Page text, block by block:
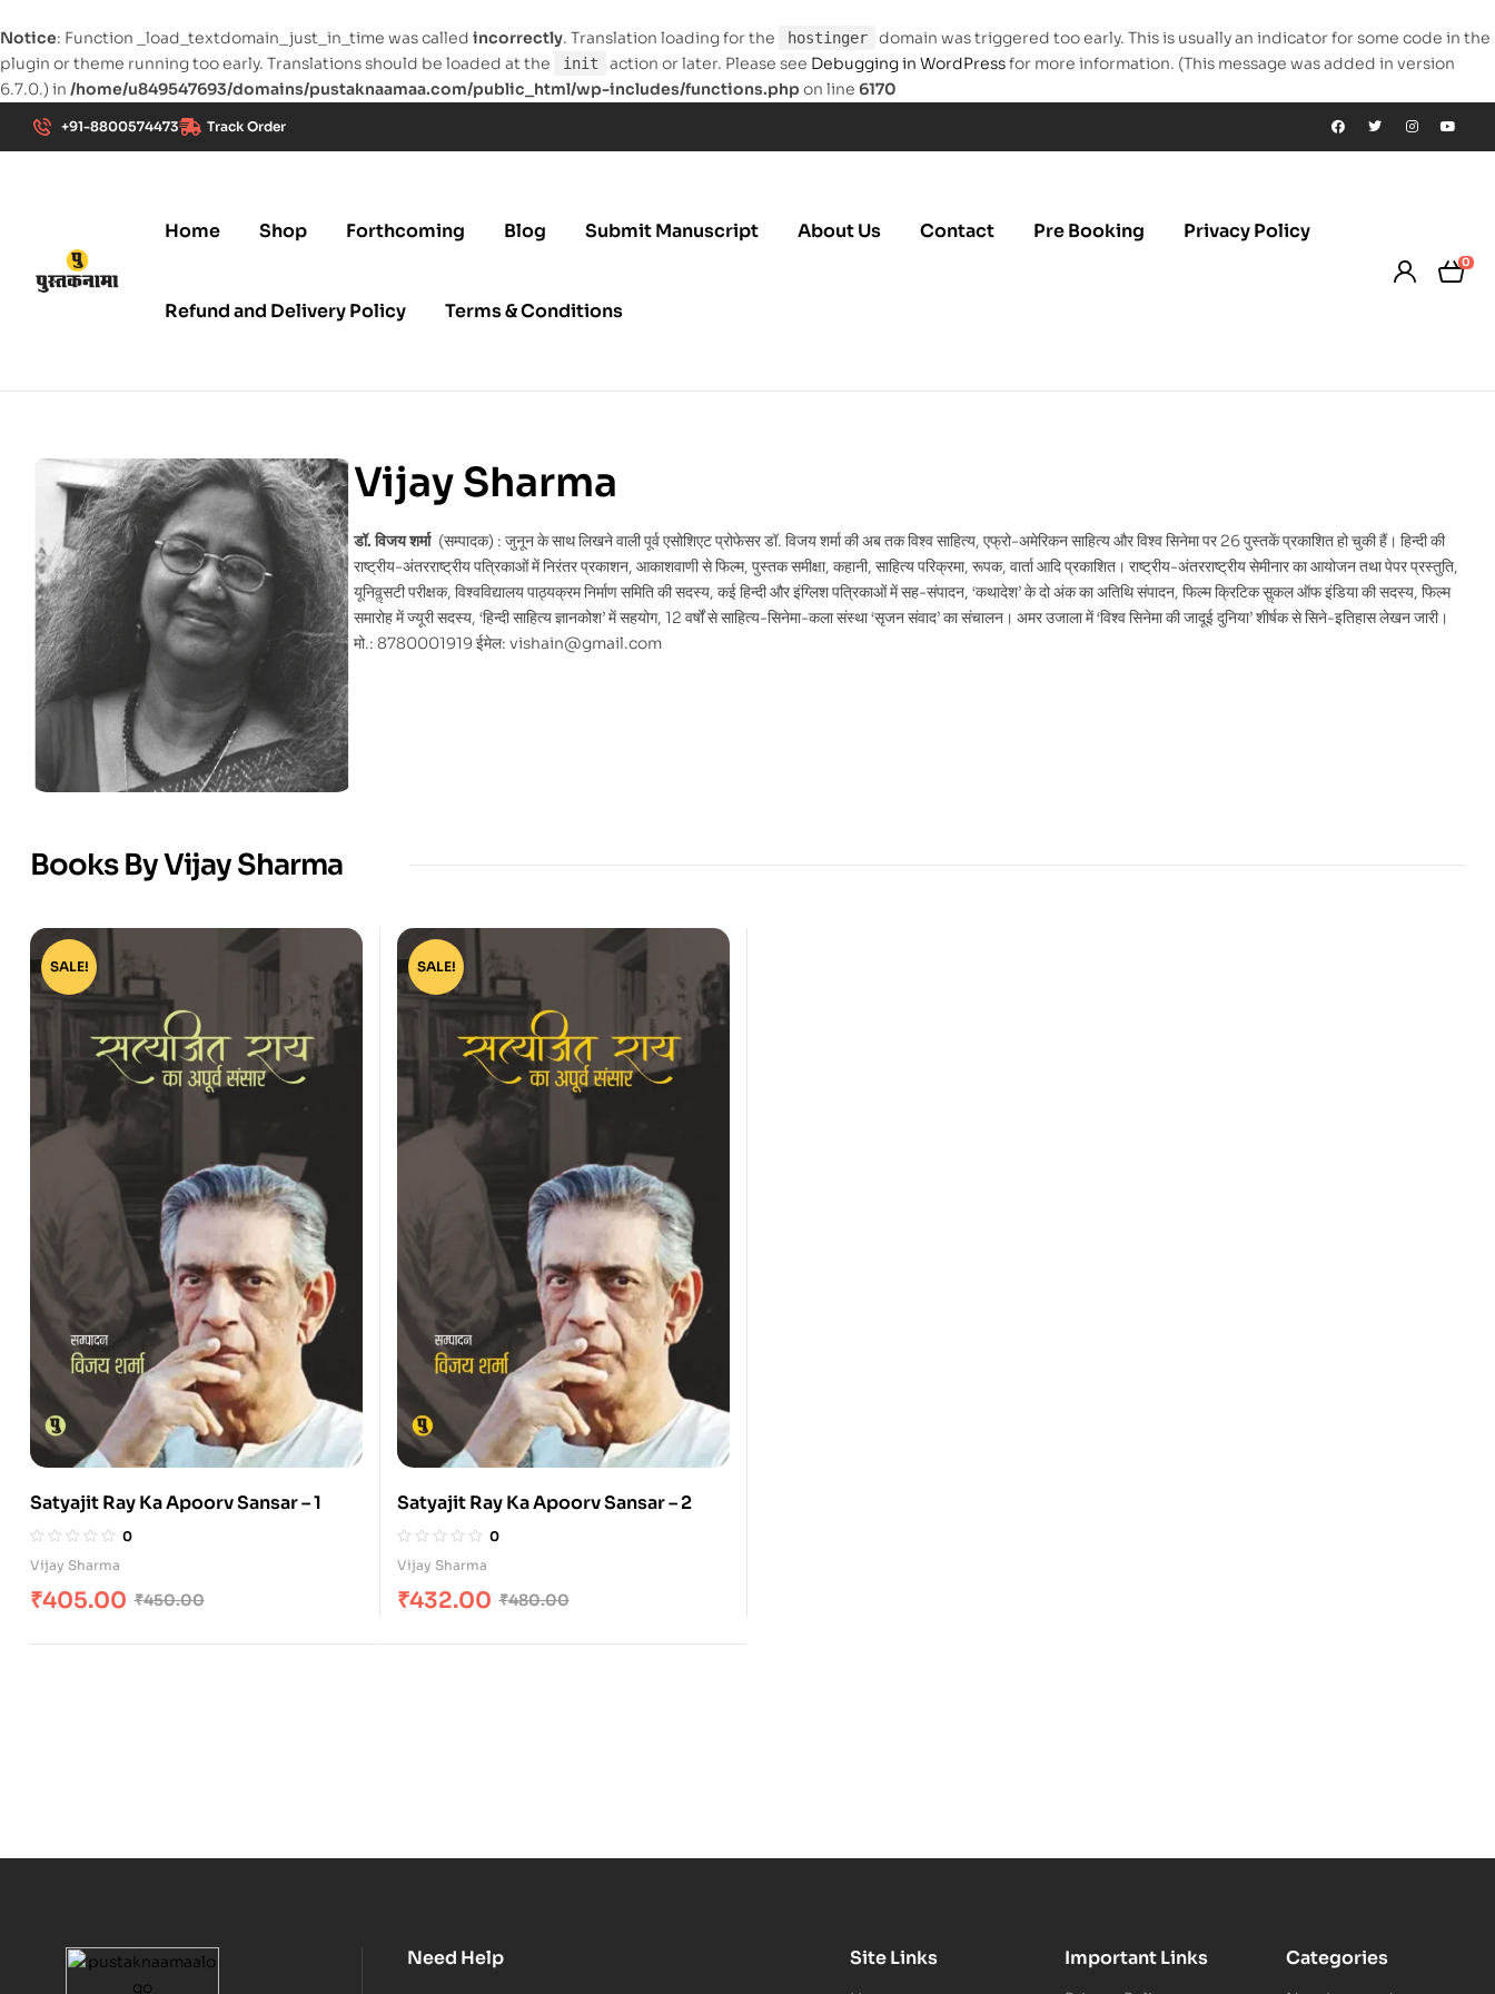
Notice: Function _load_textdomain_just_in_time was called incorrectly. Translation loading for the hostinger
domain was triggered too early. This is usually an indicator for some code in the
plugin or theme running too early. Translations should be loaded at the
init action or later. Please see Debugging in WordPressfor more information. (This message was added in version
6.7.0.) in /home/u849547693/domains/pustaknaamaa.com/public_html/wp-includes/functions.phpon line 6170
+91-8800574473 Track Order
pustaknaamaa.com
Age
Home Shop Forthcoming Blog Submit Manuscript About Us Contact Pre Booking Privacy Policy
Refund and Delivery Policy Terms & Conditions
0
Vijay Sharma
डॉ. विजय शर्मा(सम्पादक) : जुनून के साथ लिखने वाली पूर्व एसोशिएट प्रोफेसर डॉ. विजय शर्मा की अब तक विश्व साहित्य, एफ्रो-अमेरिकन साहित्य और विश्व सिनेमा पर 26 पुस्तकें प्रकाशित हो चुकी हैं। हिन्दी की
राष्ट्रीय-अंतरराष्ट्रीय पत्रिकाओं में निरंतर प्रकाशन, आकाशवाणी से फिल्म, पुस्तक समीक्षा, कहानी, साहित्य परिक्रमा, रूपक, वार्ता आदि प्रकाशित। राष्ट्रीय-अंतरराष्ट्रीय सेमीनार का आयोजन तथा पेपर प्रस्तुति,
यूनिवॢसटी परीक्षक, विश्वविद्यालय पाठ्यक्रम निर्माण समिति की सदस्य, कई हिन्दी और इंग्लिश पत्रिकाओं में सह-संपादन, ‘कथादेश’ के दो अंक का अतिथि संपादन, फिल्म क्रिटिक सॢकल ऑफ इंडिया की सदस्य, फिल्म
समारोह में ज्यूरी सदस्य, ‘हिन्दी साहित्य ज्ञानकोश’ में सहयोग, 12 वर्षों से साहित्य-सिनेमा-कला संस्था ‘सृजन संवाद’ का संचालन। अमर उजाला में ‘विश्व सिनेमा की जादूई दुनिया’ शीर्षक से सिने-इतिहास लेखन जारी।
मो.: 8780001919 ईमेल: vishain@gmail.com
Books By Vijay Sharma
SALE!
Satyajit Ray Ka Apoorv Sansar – 1
0
Vijay Sharma
₹450.00
₹405.00
SALE!
Satyajit Ray Ka Apoorv Sansar – 2
0
Vijay Sharma
₹480.00
₹432.00
Need Help Site Links Important Links Categories